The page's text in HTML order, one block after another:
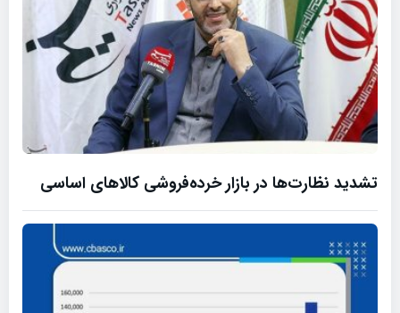
تشدید نظارت‌ها در بازار خرده‌فروشی کالاهای اساسی